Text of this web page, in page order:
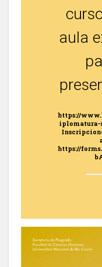
aula
https://
iplomatura-
https://